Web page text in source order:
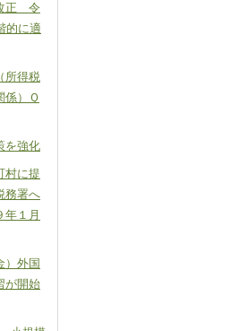
正 令
的に適
所得税
係）Ｑ
を強化
村に提
務署へ
年１月
）外国
が開始